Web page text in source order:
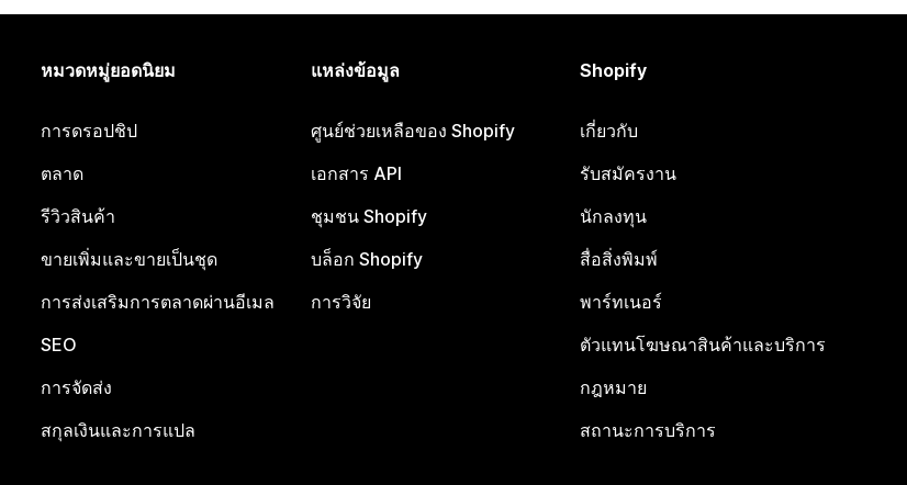
หมวดหมู่ยอดนิยม
การดรอปชิป
ตลาด
รีวิวสินค้า
ขายเพิ่มและขายเป็นชุด
การส่งเสริมการตลาดผ่านอีเมล
SEO
การจัดส่ง
สกุลเงินและการแปล
แหล่งข้อมูล
ศูนย์ช่วยเหลือของ Shopify
เอกสาร API
ชุมชน Shopify
บล็อก Shopify
การวิจัย
Shopify
เกี่ยวกับ
รับสมัครงาน
นักลงทุน
สื่อสิ่งพิมพ์
พาร์ทเนอร์
ตัวแทนโฆษณาสินค้าและบริการ
กฎหมาย
สถานะการบริการ